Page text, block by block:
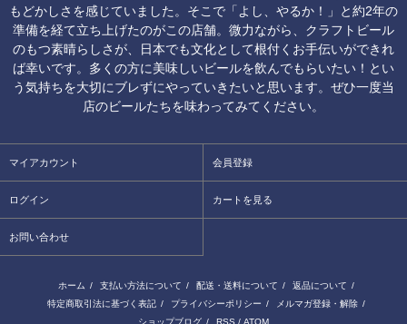
もどかしさを感じていました。そこで「よし、やるか！」と約2年の
準備を経て立ち上げたのがこの店舗。微力ながら、クラフトビール
のもつ素晴らしさが、日本でも文化として根付くお手伝いができれ
ば幸いです。多くの方に美味しいビールを飲んでもらいたい！とい
う気持ちを大切にブレずにやっていきたいと思います。ぜひ一度当
店のビールたちを味わってみてください。
マイアカウント 会員登録
ログイン カートを見る
お問い合わせ
ホーム / 支払い方法について / 配送・送料について / 返品について /
特定商取引法に基づく表記 / プライバシーポリシー / メルマガ登録・解除 /
ショップブログ / RSS / ATOM